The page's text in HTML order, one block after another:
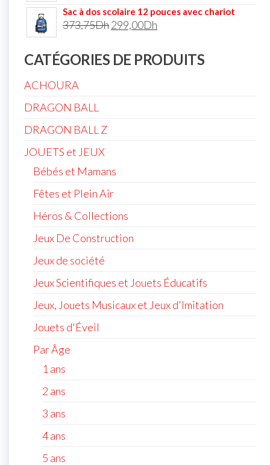
Sac à dos scolaire 12 pouces avec chariot
373,75Dh299,00Dh
CATÉGORIES DE PRODUITS
ACHOURA
DRAGON BALL
DRAGON BALL Z
JOUETS et JEUX
Bébés et Mamans
Fêtes et Plein Air
Héros & Collections
Jeux De Construction
Jeux de société
Jeux Scientifiques et Jouets Éducatifs
Jeux, Jouets Musicaux et Jeux d'Imitation
Jouets d'Éveil
Par Âge
1 ans
2 ans
3 ans
4 ans
5 ans